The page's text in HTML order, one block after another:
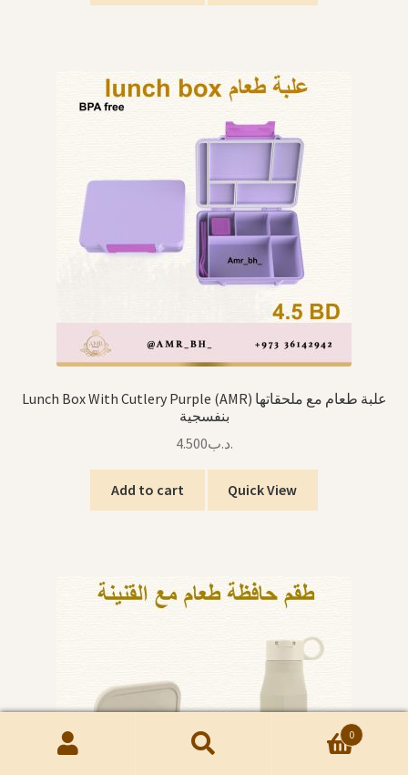
Lunch Box With Cutlery Purple (AMR) علبة طعام مع ملحقاتها
بنفسجية
.د.ب4.500
Add to cart Quick View
0